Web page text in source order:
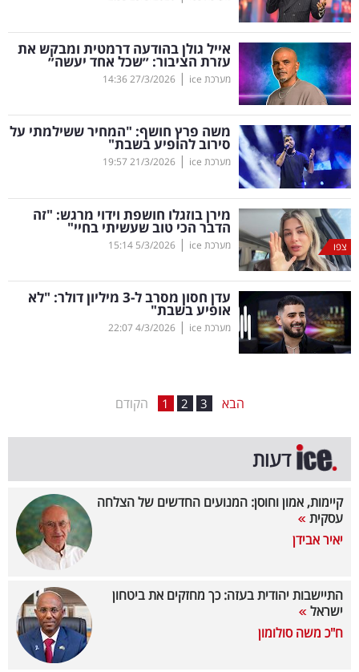
ספורט
קריירה
ולימודים
מינויים
רייטינג
רכב
בריאות
תרבות
ופנאי
תיירות
המילון
הכלכלי
פודקאסט
40
אייל גולן בהודעה דרמטית ומבקש את
עזרת הציבור: ״שכל אחד יעשה״
מערכת ice |
27/3/2026
14:36
משה פרץ חושף: "המחיר ששילמתי על
סירוב להופיע בשבת"
מערכת ice |
21/3/2026
19:57
צפו
מירן בוזגלו חושפת וידוי מרגש: "זה
הדבר הכי טוב שעשיתי בחיי"
מערכת ice |
5/3/2026
15:14
עדן חסון מסרב ל-3 מיליון דולר: "לא
אופיע בשבת"
מערכת ice |
4/3/2026
22:07
הקודם 1 2 3 הבא
דעות
קיימות, אמון וחוסן: המנועים החדשים של הצלחה
עסקית
יאיר אבידן
התיישבות יהודית בעזה: כך מחזקים את ביטחון
ישראל
ח"כ משה סולומון